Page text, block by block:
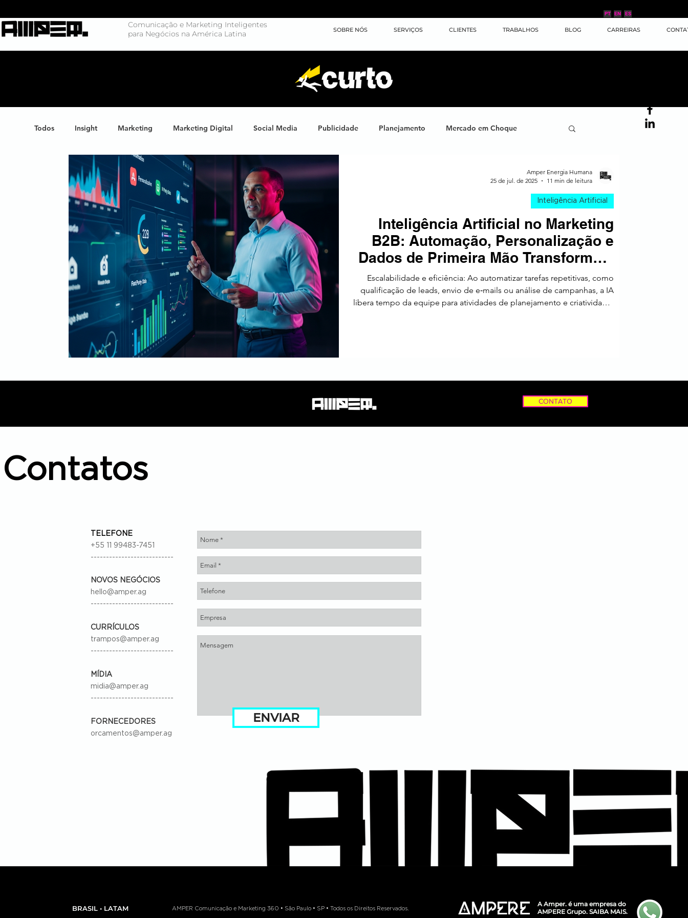
Comunicação e Marketing Inteligentes
para Negócios na América Latina
ES
EN
PT
SOBRE NÓS SERVIÇOS CLIENTES TRABALHOS BLOG CARREIRAS
Todos Insight Marketing Marketing Digital Social Media Publicidade Planejamento Mercado em Choque
Negócios Branding Big Data Highlights Learning Brand XP Case de Sucesso
Marketing de Conteúdo Inteligência Artificial Endomarketing
Inbound Marketing B2B Eventos Estratégia Tendências SEO América Latina
Inteligência Artificial no Marketing
B2B: Automação, Personalização e
Dados de Primeira Mão Transformam
Resultados
Escalabilidade e eficiência: Ao automatizar tarefas repetitivas, como
qualificação de leads, envio de e‑mails ou análise de campanhas, a IA
libera tempo da equipe para atividades de planejamento e criatividade.
Inteligência Artificial
Amper Energia Humana
25 de jul. de 2025
11 min de leitura
CONTATO
Contatos
TELEFONE
+55 11 99483-7451
---------------------------
NOVOS NEGÓCIOS
hello@amper.ag
---------------------------
CURRÍCULOS
trampos@amper.ag
---------------------------
MÍDIA
midia@amper.ag
---------------------------
FORNECEDORES
orcamentos@amper.ag
ENVIAR
BRASIL • LATAM AMPER Comunicação e Marketing 360 • São Paulo • SP • Todos os Direitos Reservados.
A Amper. é uma empresa do
AMPERE Grupo. SAIBA MAIS.